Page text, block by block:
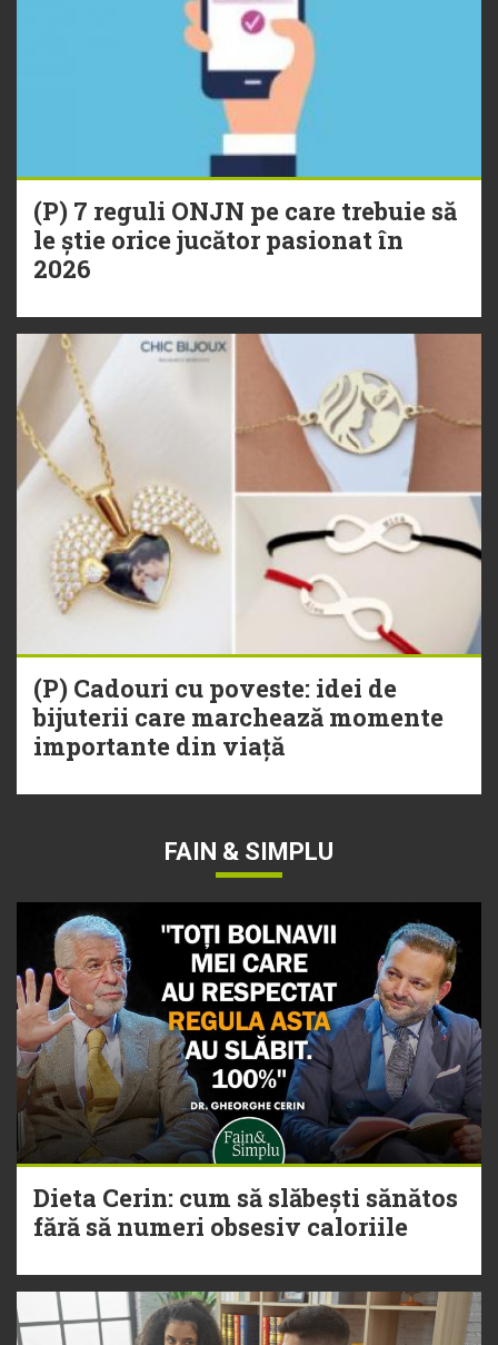
(P) 7 reguli ONJN pe care trebuie să
le știe orice jucător pasionat în
2026
(P) Cadouri cu poveste: idei de
bijuterii care marchează momente
importante din viață
FAIN & SIMPLU
Dieta Cerin: cum să slăbești sănătos
fără să numeri obsesiv caloriile